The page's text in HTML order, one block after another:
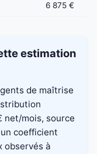
6 875 €
estimation
de maîtrise
net/mois, source
coefficient
observés à